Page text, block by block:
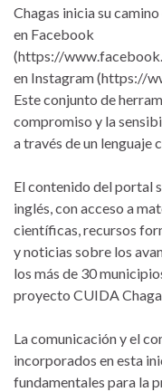
Chagas inicia su
en Facebook
(https://
en Instagram (https://
Este conjunto de
compromiso y la
a través de un lenguaje
El contenido del portal
inglés, con acceso a
científicas, recursos
y noticias sobre los
los más de 30
proyecto CUIDA
La comunicación y el
incorporados en esta
fundamentales para la